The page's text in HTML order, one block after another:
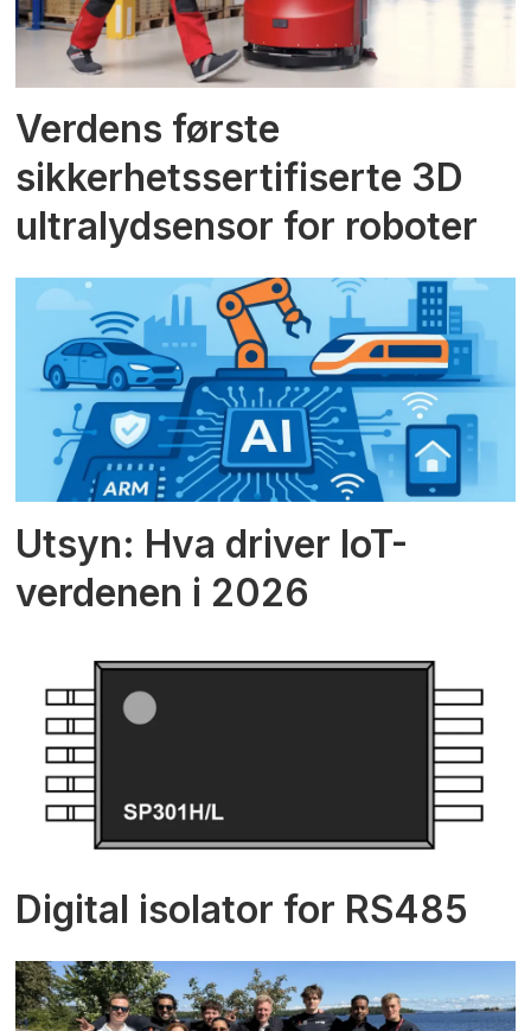
Verdens første
sikkerhetssertifiserte 3D
ultralydsensor for roboter
Utsyn: Hva driver IoT-
verdenen i 2026
Digital isolator for RS485